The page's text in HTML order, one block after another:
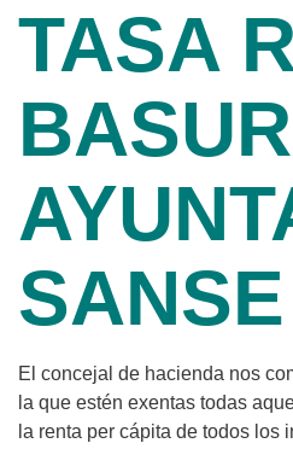
TASA
SANSE
El concejal de hacienda nos
la que estén exentas todas
la renta per cápita de todos